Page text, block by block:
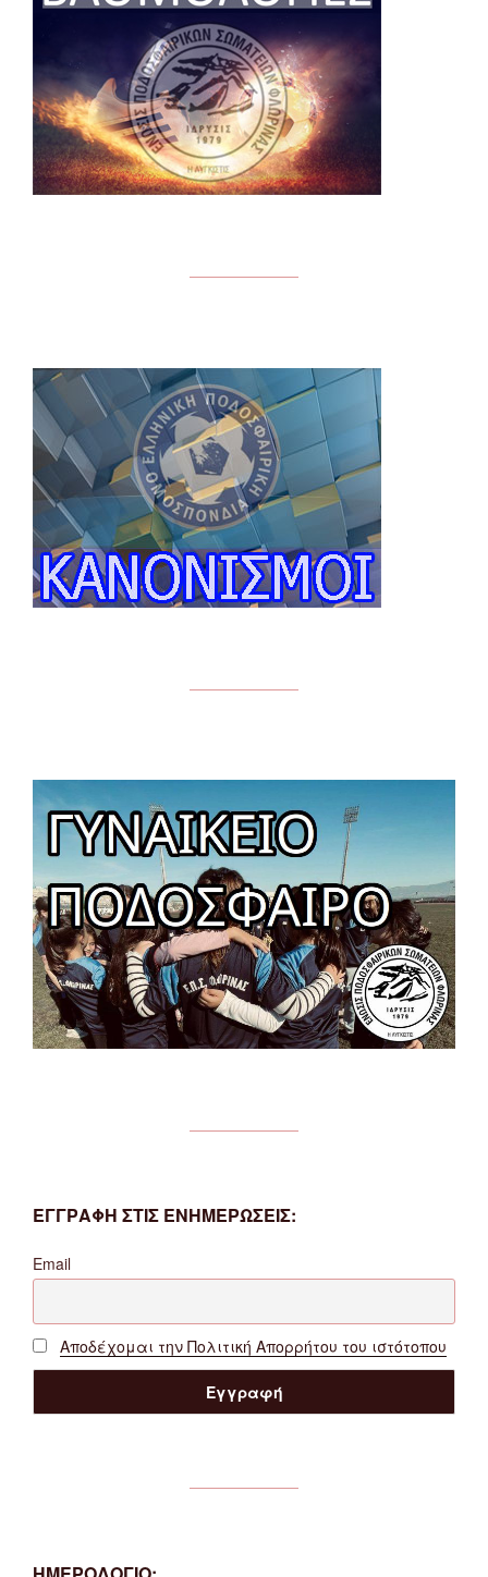
ΕΓΓΡΑΦΗ ΣΤΙΣ ΕΝΗΜΕΡΩΣΕΙΣ:
Email
Αποδέχομαι την Πολιτική Απορρήτου του ιστότοπου